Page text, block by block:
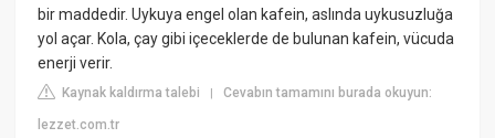
bir maddedir. Uykuya engel olan kafein, aslında uykusuzluğa
yol açar. Kola, çay gibi içeceklerde de bulunan kafein, vücuda
enerji verir.
Kaynak kaldırma talebi |Cevabın tamamını burada okuyun:
lezzet.com.tr